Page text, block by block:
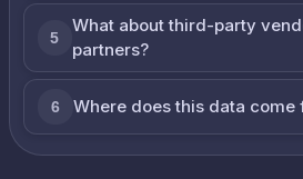
5
What about third-party
partners?
6 Where does this data come